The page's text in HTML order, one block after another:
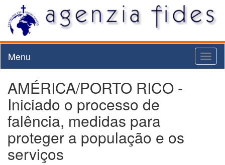
Menu
AMÉRICA/PORTO RICO -
Iniciado o processo de
falência, medidas para
proteger a população e os
serviços